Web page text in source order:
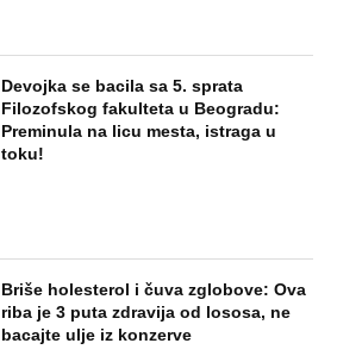
Devojka se bacila sa 5. sprata
Filozofskog fakulteta u Beogradu:
Preminula na licu mesta, istraga u
toku!
Briše holesterol i čuva zglobove: Ova
riba je 3 puta zdravija od lososa, ne
bacajte ulje iz konzerve